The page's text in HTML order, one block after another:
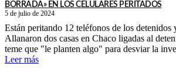
BORRADA» EN LOS CELULARES PERITADOS
5 de julio de 2024
Están peritando 12 teléfonos de los detenidos
Allanaron dos casas en Chaco ligadas al
teme que "le planten algo" para desviar la
Leer más